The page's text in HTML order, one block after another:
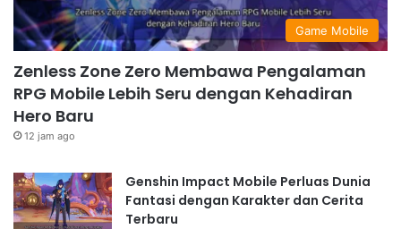
Game Mobile
Zenless Zone Zero Membawa Pengalaman
RPG Mobile Lebih Seru dengan Kehadiran
Hero Baru
12 jam ago
Genshin Impact Mobile Perluas Dunia
Fantasi dengan Karakter dan Cerita
Terbaru